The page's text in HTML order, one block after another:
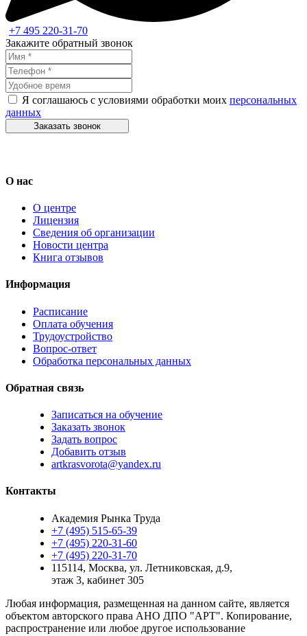
+7 495 220-31-70
Закажите обратный звонок
Я соглашаюсь с условиями обработки моих персональных
данных
Заказать звонок
О нас
О центре
Лицензия
Сведения об организации
Новости центра
Книга отзывов
Информация
Расписание
Оплата обучения
Трудоустройство
Вопрос-ответ
Обработка персональных данных
Обратная связь
Записаться на обучение
Заказать звонок
Задать вопрос
Добавить отзыв
artkrasvorota@yandex.ru
Контакты
Академия Рынка Труда
+7 (495) 515-65-39
+7 (495) 220-31-60
+7 (495) 220-31-70
115114, Москва, ул. Летниковская, д.9,
этаж 3, кабинет 305
Любая информация, размещенная на данном сайте, является
объектом авторского права АНО ДПО "АРТ". Копирование,
распространение или любое другое использование